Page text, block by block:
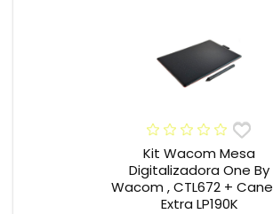
Kit Wacom Mesa
Digitalizadora One By
Wacom , CTL672 +
Extra LP190K